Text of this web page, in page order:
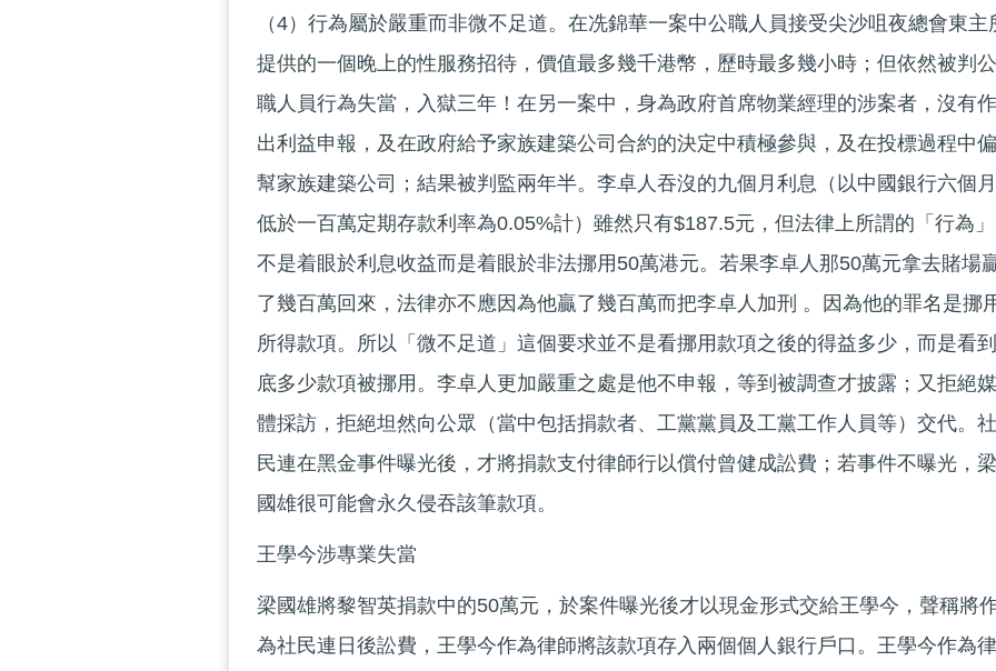
（4）行為屬於嚴重而非微不足道。在冼錦華一案中公職人員接受尖沙咀夜總會東主
提供的一個晚上的性服務招待，價值最多幾千港幣，歷時最多幾小時；但依然被判公
職人員行為失當，入獄三年！在另一案中，身為政府首席物業經理的涉案者，沒有作
出利益申報，及在政府給予家族建築公司合約的決定中積極參與，及在投標過程中偏
幫家族建築公司；結果被判監兩年半。李卓人吞沒的九個月利息（以中國銀行六個月
低於一百萬定期存款利率為0.05%計）雖然只有$187.5元，但法律上所謂的「行為」
不是着眼於利息收益而是着眼於非法挪用50萬港元。若果李卓人那50萬元拿去賭場
了幾百萬回來，法律亦不應因為他贏了幾百萬而把李卓人加刑 。因為他的罪名是挪
所得款項。所以「微不足道」這個要求並不是看挪用款項之後的得益多少，而是看到
底多少款項被挪用。李卓人更加嚴重之處是他不申報，等到被調查才披露；又拒絕媒
體採訪，拒絕坦然向公眾（當中包括捐款者、工黨黨員及工黨工作人員等）交代。社
民連在黑金事件曝光後，才將捐款支付律師行以償付曾健成訟費；若事件不曝光，梁
國雄很可能會永久侵吞該筆款項。
王學今涉專業失當
梁國雄將黎智英捐款中的50萬元，於案件曝光後才以現金形式交給王學今，聲稱將
為社民連日後訟費，王學今作為律師將該款項存入兩個個人銀行戶口。王學今作為律